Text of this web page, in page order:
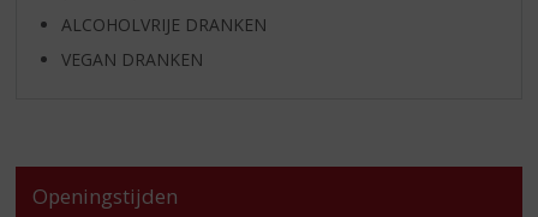
ALCOHOLVRIJE DRANKEN
VEGAN DRANKEN
Openingstijden